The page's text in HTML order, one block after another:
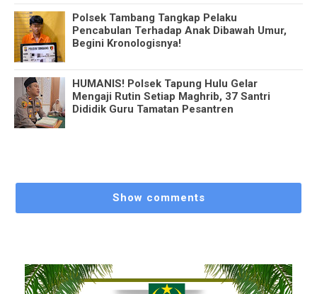
Polsek Tambang Tangkap Pelaku
Pencabulan Terhadap Anak Dibawah Umur,
Begini Kronologisnya!
HUMANIS! Polsek Tapung Hulu Gelar
Mengaji Rutin Setiap Maghrib, 37 Santri
Dididik Guru Tamatan Pesantren
Show comments